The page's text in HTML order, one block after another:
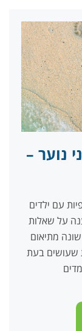
נוער –
עם ילדים
על שאלות
מתיאום
שעושים בעת